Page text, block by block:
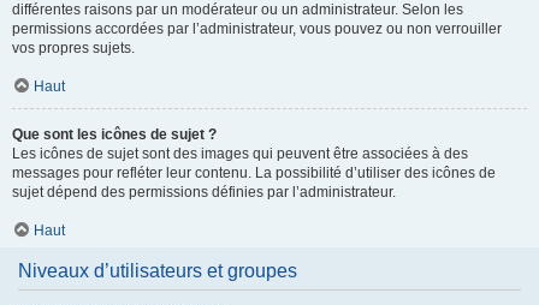
différentes raisons par un modérateur ou un administrateur. Selon les
permissions accordées par l’administrateur, vous pouvez ou non verrouiller
vos propres sujets.
Haut
Que sont les icônes de sujet ?
Les icônes de sujet sont des images qui peuvent être associées à des
messages pour refléter leur contenu. La possibilité d’utiliser des icônes de
sujet dépend des permissions définies par l’administrateur.
Haut
Niveaux d’utilisateurs et groupes